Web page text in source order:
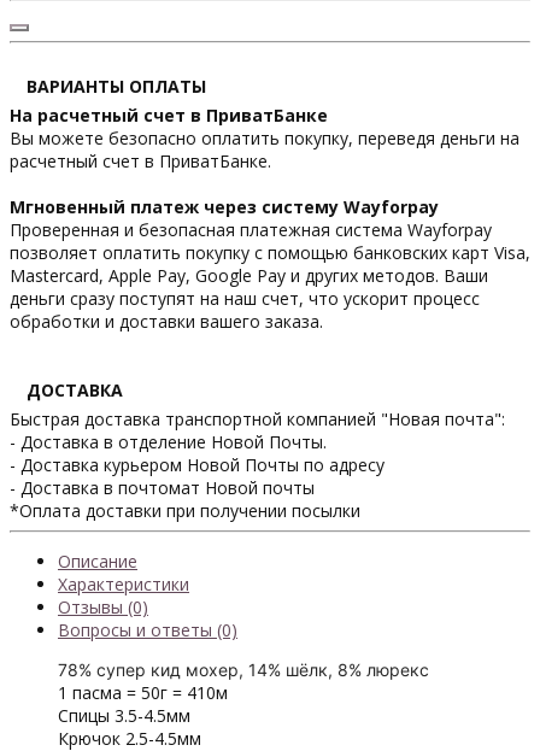
ВАРИАНТЫ ОПЛАТЫ
На расчетный счет в ПриватБанке
Вы можете безопасно оплатить покупку, переведя деньги на
расчетный счет в ПриватБанке.
Мгновенный платеж через систему Wayforpay
Проверенная и безопасная платежная система Wayforpay
позволяет оплатить покупку с помощью банковских карт Visa,
Mastercard, Apple Pay, Google Pay и других методов. Ваши
деньги сразу поступят на наш счет, что ускорит процесс
обработки и доставки вашего заказа.
ДОСТАВКА
Быстрая доставка транспортной компанией "Новая почта":
- Доставка в отделение Новой Почты.
- Доставка курьером Новой Почты по адресу
- Доставка в почтомат Новой почты
*Оплата доставки при получении посылки
Описание
Характеристики
Отзывы (0)
Вопросы и ответы (0)
78% супер кид мохер, 14% шёлк, 8% люрекс
1 пасма = 50г = 410м
Спицы 3.5-4.5мм
Крючок 2.5-4.5мм